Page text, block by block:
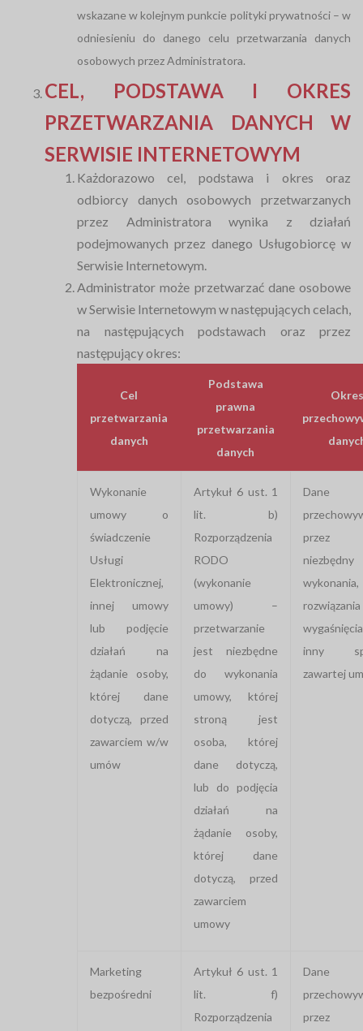
wskazane w kolejnym punkcie polityki prywatności – w
odniesieniu do danego celu przetwarzania danych
osobowych przez Administratora.
CEL, PODSTAWA I OKRES
PRZETWARZANIA DANYCH W
SERWISIE INTERNETOWYM
Każdorazowo cel, podstawa i okres oraz
odbiorcy danych osobowych przetwarzanych
przez Administratora wynika z działań
podejmowanych przez danego Usługobiorcę w
Serwisie Internetowym.
Administrator może przetwarzać dane osobowe
w Serwisie Internetowym w następujących celach,
na następujących podstawach oraz przez
następujący okres:
Cel
przetwarzania
danych
Podstawa
prawna
przetwarzania
danych
Okres
Wykonanie
umowy o
świadczenie
Usługi
Elektronicznej,
innej umowy
lub podjęcie
działań na
żądanie osoby,
której dane
dotyczą, przed
zawarciem w/w
umów
Artykuł 6 ust. 1
lit. b)
Rozporządzenia
RODO
(wykonanie
umowy) –
przetwarzanie
jest niezbędne
do wykonania
umowy, której
stroną jest
osoba, której
dane dotyczą,
lub do podjęcia
działań na
żądanie osoby,
której dane
dotyczą, przed
zawarciem
umowy
Dane
przez
wykonania,
inny
zawartej
Marketing
bezpośredni
Artykuł 6 ust. 1
lit. f)
Rozporządzenia
Dane
przez